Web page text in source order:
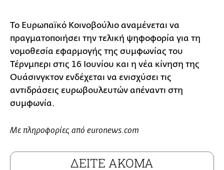
Το Ευρωπαϊκό Κοινοβούλιο αναμένεται να
πραγματοποιήσει την τελική ψηφοφορία για τη
νομοθεσία εφαρμογής της συμφωνίας του
Τέρνμπερι στις 16 Ιουνίου και η νέα κίνηση της
Ουάσινγκτον ενδέχεται να ενισχύσει τις
αντιδράσεις ευρωβουλευτών απέναντι στη
συμφωνία.
Με πληροφορίες από euronews.com
ΔΕΙΤΕ ΑΚΟΜΑ